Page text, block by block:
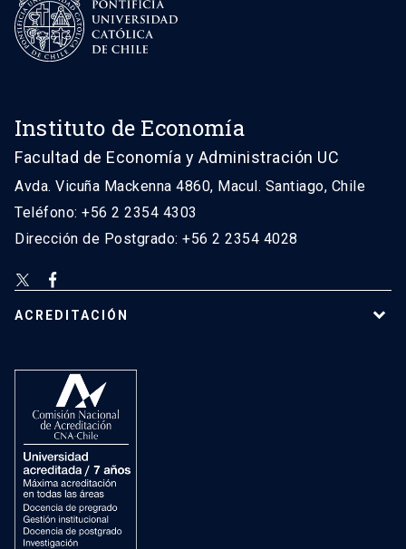
Instituto de Economía
Facultad de Economía y Administración UC
Avda. Vicuña Mackenna 4860, Macul. Santiago, Chile
Teléfono: +56 2 2354 4303
Dirección de Postgrado: +56 2 2354 4028
ACREDITACIÓN